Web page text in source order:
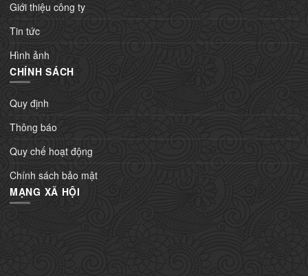
Giới thiệu công ty
Tin tức
Hình ảnh
CHÍNH SÁCH
Quy định
Thông báo
Quy chế hoạt động
Chính sách bảo mật
MẠNG XÃ HỘI